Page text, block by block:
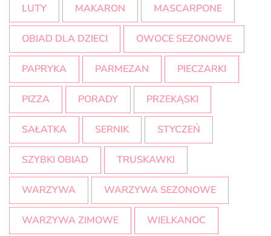
LUTY MAKARON MASCARPONE
OBIAD DLA DZIECI OWOCE SEZONOWE
PAPRYKA PARMEZAN PIECZARKI
PIZZA PORADY PRZEKĄSKI
SAŁATKA SERNIK STYCZEŃ
SZYBKI OBIAD TRUSKAWKI
WARZYWA WARZYWA SEZONOWE
WARZYWA ZIMOWE WIELKANOC